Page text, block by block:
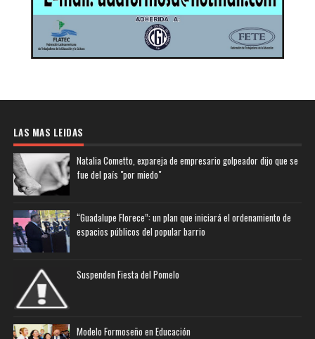
LAS MAS LEIDAS
Natalia Cometto, expareja de empresario golpeador dijo que se
fue del país "por miedo"
“Guadalupe Florece”: un plan que iniciará el ordenamiento de
espacios públicos del popular barrio
Suspenden Fiesta del Pomelo
Modelo Formoseño en Educación